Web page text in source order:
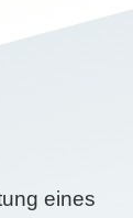
eines